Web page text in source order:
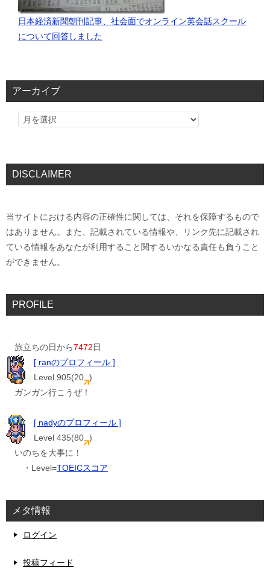
日本経済新聞朝刊記事、社会面でオンライン英会話スクール
について回答しました
アーカイブ
DISCLAIMER
当サイトにおける内容の正確性に関しては、それを保障するもので
はありません。また、記載されている情報や、リンク先に記載され
ている情報をあなたが利用すること関するいかなる責任も負うこと
ができません。
PROFILE
旅立ちの日から7472日
[ ranのプロフィール ]
Level 905(20 )
ガンガン行こうぜ！
[ nadyのプロフィール ]
Level 435(80 )
いのちを大事に！
・Level=TOEICスコア
メタ情報
ログイン
投稿フィード